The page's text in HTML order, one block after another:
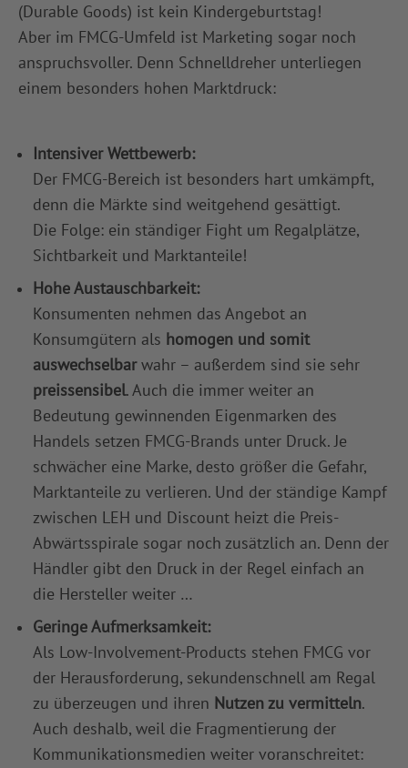
(Durable Goods) ist kein Kindergeburtstag!
Aber im FMCG-Umfeld ist Marketing sogar noch
anspruchsvoller. Denn Schnelldreher unterliegen
einem besonders hohen Marktdruck:
Intensiver Wettbewerb:
Der FMCG-Bereich ist besonders hart umkämpft,
denn die Märkte sind weitgehend gesättigt.
Die Folge: ein ständiger Fight um Regalplätze,
Sichtbarkeit und Marktanteile!
Hohe Austauschbarkeit:
Konsumenten nehmen das Angebot an
Konsumgütern als homogen und somit
auswechselbarwahr – außerdem sind sie sehr
preissensibel. Auch die immer weiter an
Bedeutung gewinnenden Eigenmarken des
Handels setzen FMCG-Brands unter Druck. Je
schwächer eine Marke, desto größer die Gefahr,
Marktanteile zu verlieren. Und der ständige Kampf
zwischen LEH und Discount heizt die Preis-
Abwärtsspirale sogar noch zusätzlich an. Denn der
Händler gibt den Druck in der Regel einfach an
die Hersteller weiter …
Geringe Aufmerksamkeit:
Als Low-Involvement-Products stehen FMCG vor
der Herausforderung, sekundenschnell am Regal
zu überzeugen und ihren Nutzen zu vermitteln.
Auch deshalb, weil die Fragmentierung der
Kommunikationsmedien weiter voranschreitet: